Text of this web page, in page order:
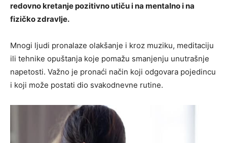
redovno kretanje pozitivno utiču i na mentalno i na
fizičko zdravlje.
Mnogi ljudi pronalaze olakšanje i kroz muziku, meditaciju
ili tehnike opuštanja koje pomažu smanjenju unutrašnje
napetosti. Važno je pronaći način koji odgovara pojedincu
i koji može postati dio svakodnevne rutine.